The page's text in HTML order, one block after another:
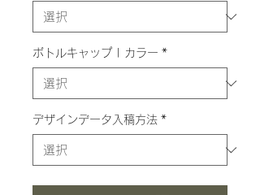
ボトルキャップ | カラー *
デザインデータ入稿方法 *